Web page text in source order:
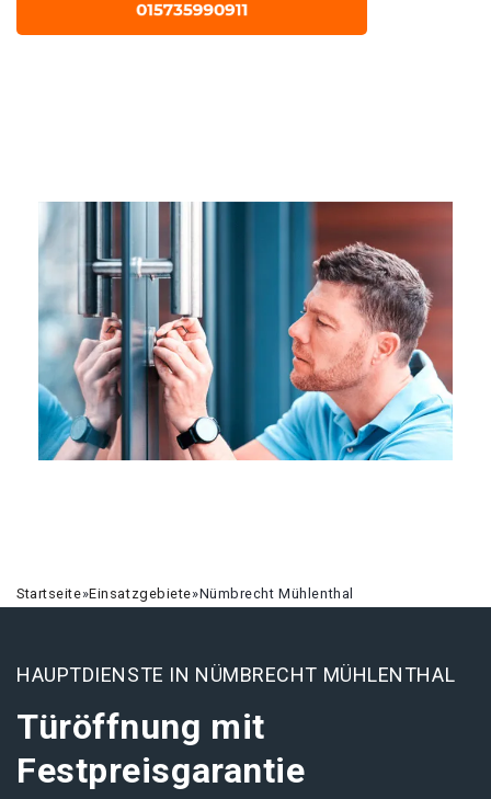
Startseite»Einsatzgebiete»Nümbrecht Mühlenthal
HAUPTDIENSTE IN NÜMBRECHT MÜHLENTHAL
Türöffnung mit
Festpreisgarantie